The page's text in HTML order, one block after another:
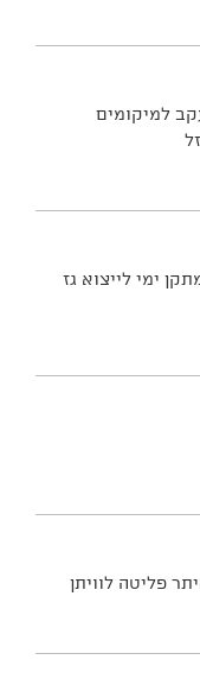
למיקומים
ימי לייצוא גז
פליטה לוויתן